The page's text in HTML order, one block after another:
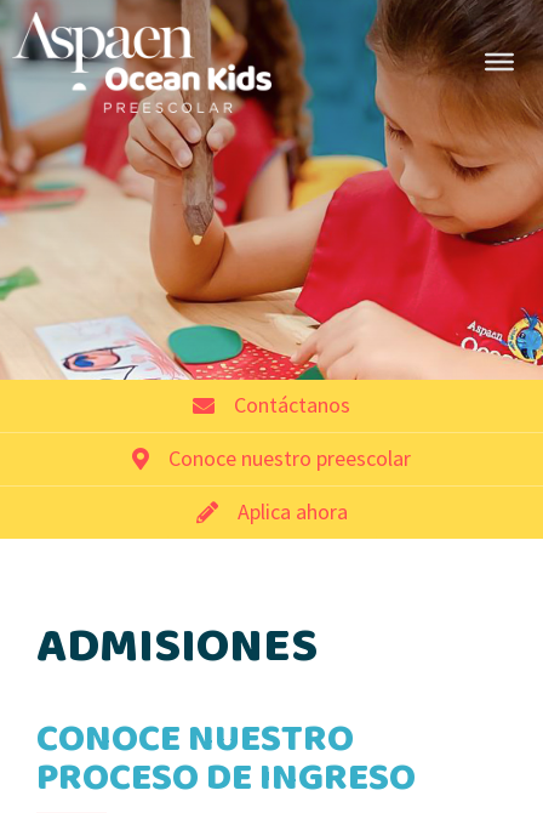
Contáctanos
Conoce nuestro preescolar
Aplica ahora
ADMISIONES
CONOCE NUESTRO
PROCESO DE INGRESO